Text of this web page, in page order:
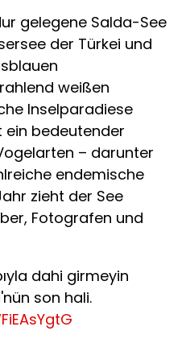
gelegene Salda-See
der Türkei und
weißen
Inselparadiese
ein bedeutender
– darunter
endemische
zieht der See
Fotografen und
dahi girmeyin
son hali.